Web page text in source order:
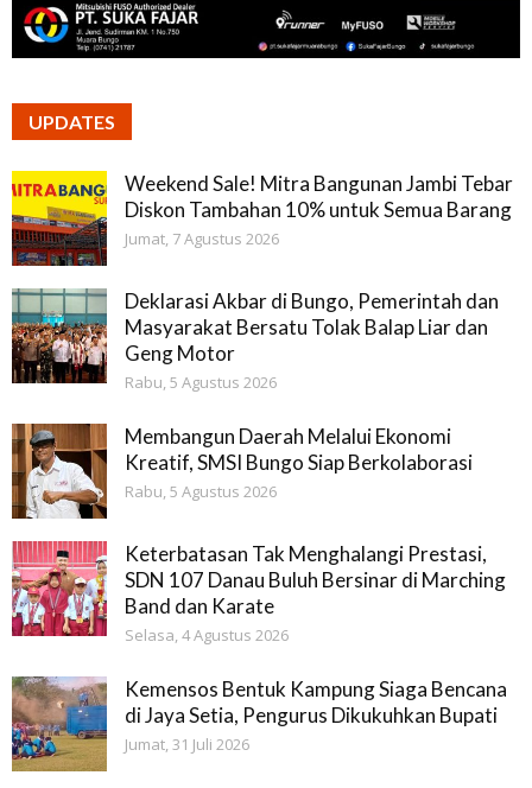
UPDATES
Weekend Sale! Mitra Bangunan Jambi Tebar
Diskon Tambahan 10% untuk Semua Barang
Jumat, 7 Agustus 2026
Deklarasi Akbar di Bungo, Pemerintah dan
Masyarakat Bersatu Tolak Balap Liar dan
Geng Motor
Rabu, 5 Agustus 2026
Membangun Daerah Melalui Ekonomi
Kreatif, SMSI Bungo Siap Berkolaborasi
Rabu, 5 Agustus 2026
Keterbatasan Tak Menghalangi Prestasi,
SDN 107 Danau Buluh Bersinar di Marching
Band dan Karate
Selasa, 4 Agustus 2026
Kemensos Bentuk Kampung Siaga Bencana
di Jaya Setia, Pengurus Dikukuhkan Bupati
Jumat, 31 Juli 2026